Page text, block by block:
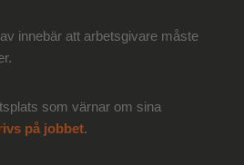
innebär att arbetsgivare måste
som värnar om sina
på jobbet.